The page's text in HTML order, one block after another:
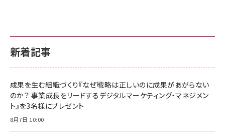
新着記事
成果を生む組織づくり『なぜ戦略は正しいのに成果があがらない
のか？ 事業成長をリードするデジタルマーケティング・マネジメン
ト』を3名様にプレゼント
8月7日 10:00